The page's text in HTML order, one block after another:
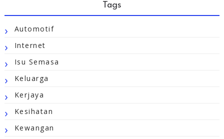
Tags
Automotif
Internet
Isu Semasa
Keluarga
Kerjaya
Kesihatan
Kewangan